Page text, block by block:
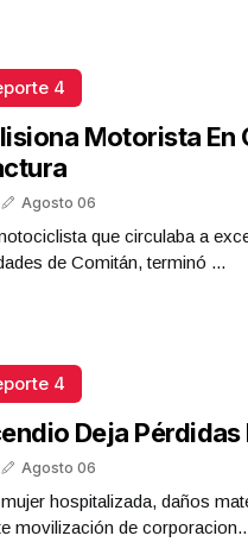
4
Motorista En
Agosto 06
que circulaba a
de Comitán, terminó ...
4
Deja Pérdidas
Agosto 06
hospitalizada, daños
movilización de